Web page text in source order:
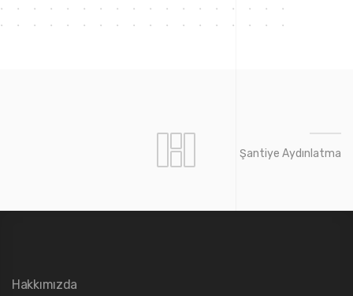
Şantiye Aydınlatma
Hakkımızda